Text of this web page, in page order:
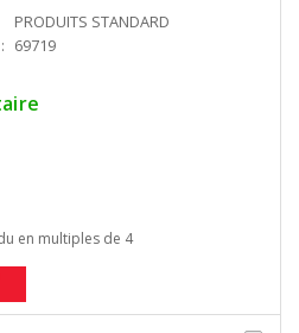
PRODUITS STANDARD
69719
en multiples de 4